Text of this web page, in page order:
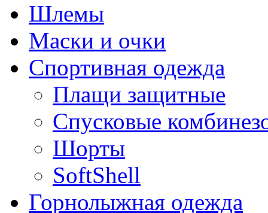
Шлемы
Маски и очки
Спортивная одежда
Плащи защитные
Спусковые
Шорты
SoftShell
Горнолыжная одежда